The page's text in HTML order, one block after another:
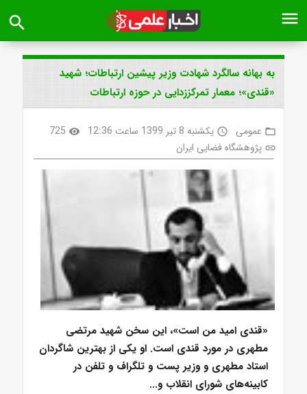
menu
search
به بهانه سالگرد شهادت وزیر پیشین ارتباطات؛ شهید
«قندی»؛ معمار تمرکززدایی در حوزه ارتباطات
folder_open عمومی access_time یکشنبه 8 تیر 1399 ساعت 12:36 visibility
725
link پژوهشگاه فضایی ایران
«قندی امید من است»، این سخن شهید مرتضی
مطهری در مورد قندی است. او یکی از بهترین شاگردان
استاد مطهری و وزیر پست و تلگراف و تلفن در
کابینه‌های شورای انقلاب و...